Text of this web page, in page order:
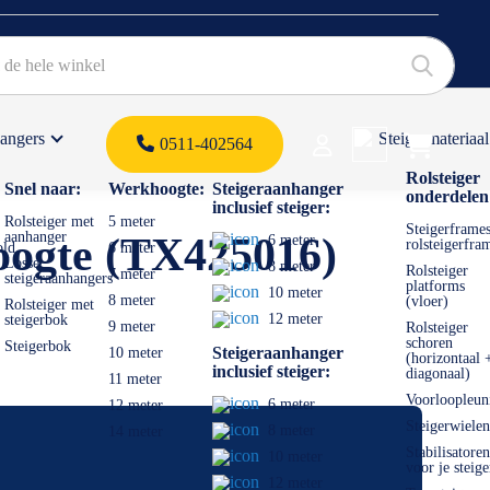
0511-402564
Snel naar:
Rolsteiger met
aanhanger
Losse
steigeraanhangers
Rolsteiger met
steigerbok
Steigerbok
Werkhoogte:
5 meter
6 meter
7 meter
8 meter
9 meter
10 meter
11 meter
12 meter
Steigeraanhanger
inclusief steiger:
6 meter
8 meter
10 meter
12 meter
Steigeraanhanger
inclusief steiger:
6 meter
Steigermateriaal
Rolsteiger
Rolsteiger
platforms
(vloer)
Rolsteiger
schoren
(horizontaal
diagonaal)
Steigerwielen
Stabilisatoren
voor je
(TX425016)